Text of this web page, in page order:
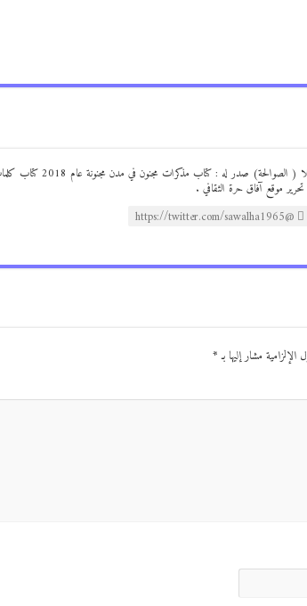
موقع آفاق حرة الثقافي .
@https://twitter.com/sawalha1965
الإلزامية مشار إليها بـ*